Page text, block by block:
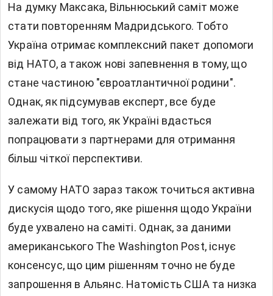
На думку Максака, Вільнюський саміт може
стати повторенням Мадридського. Тобто
Україна отримає комплексний пакет допомоги
від НАТО, а також нові запевнення в тому, що
стане частиною "євроатлантичної родини".
Однак, як підсумував експерт, все буде
залежати від того, як Україні вдасться
попрацювати з партнерами для отримання
більш чіткої перспективи.
У самому НАТО зараз також точиться активна
дискусія щодо того, яке рішення щодо України
буде ухвалено на саміті. Однак, за даними
американського The Washington Post, існує
консенсус, що цим рішенням точно не буде
запрошення в Альянс. Натомість США та низка